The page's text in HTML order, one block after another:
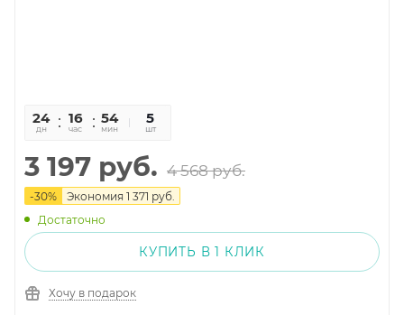
24
дн
16
час
54
мин
14
сек
5
шт
3 197 руб. 4 568руб.
-30% Экономия 1 371 руб.
Достаточно
КУПИТЬ В 1 КЛИК
Хочу в подарок